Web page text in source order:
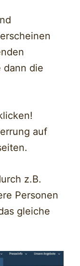
dann die
auf
z.B.
Personen
gleiche